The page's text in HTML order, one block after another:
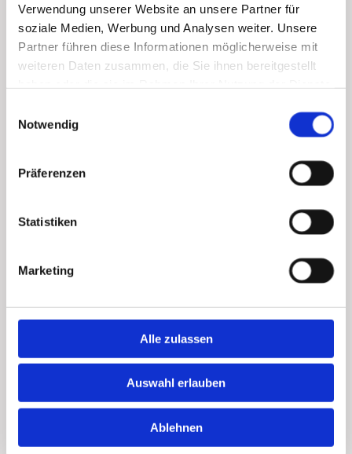
Verwendung unserer Website an unsere Partner für
soziale Medien, Werbung und Analysen weiter. Unsere
Partner führen diese Informationen möglicherweise mit
weiteren Daten zusammen, die Sie ihnen bereitgestellt
Notwendig
Präferenzen
Statistiken
Marketing
Alle zulassen
Auswahl erlauben
Ablehnen
Ihre Darmgesundheit in besten
Händen
In meiner Naturheilpraxis in Hamburg-
Behandlung in einem geschützten,
für eine ausführliche Anamnese und
Bedürfnisse ab. Auf Wunsch begleite ich
Präparaten zur Förderung der Entgiftung
sowie Empfehlungen zur darmschonenden
Ernährung.
Therapie geeignet?